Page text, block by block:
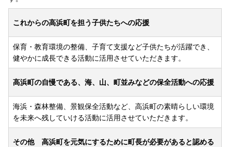
これからの高浜町を担う子供たちへの応援
保育・教育環境の整備、子育て支援など子供たちが活躍でき、
健やかに成長できる活動に活用させていただきます。
高浜町の自慢である、海、山、町並みなどの保全活動への応援
海浜・森林整備、景観保全活動など、高浜町の素晴らしい環境
を未来へ残していける活動に活用させていただきます。
その他 高浜町を元気にするために町長が必要があると認める